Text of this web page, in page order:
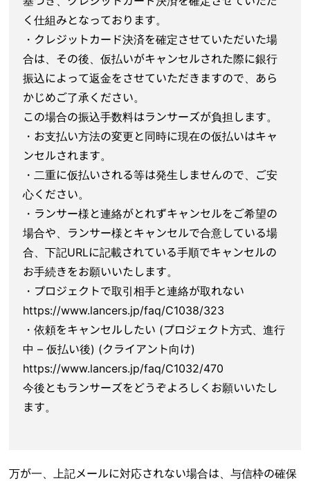
く仕組みとなっております。
・クレジットカード決済を確定させていただいた場
合は、その後、仮払いがキャンセルされた際に銀行
振込によって返金をさせていただきますので、あら
かじめご了承ください。
この場合の振込手数料はランサーズが負担します。
・お支払い方法の変更と同時に現在の仮払いはキャ
ンセルされます。
・二重に仮払いされる等は発生しませんので、ご安
心ください。
・ランサー様と連絡がとれずキャンセルをご希望の
場合や、ランサー様とキャンセルで合意している場
合、下記URLに記載されている手順でキャンセルの
お手続きをお願いいたします。
・プロジェクトで取引相手と連絡が取れない
https://www.lancers.jp/faq/C1038/323
・依頼をキャンセルしたい (プロジェクト方式、進行
中 – 仮払い後) (クライアント向け)
https://www.lancers.jp/faq/C1032/470
今後ともランサーズをどうぞよろしくお願いいたし
ます。
万が一、上記メールに対応されない場合は、与信枠の確保